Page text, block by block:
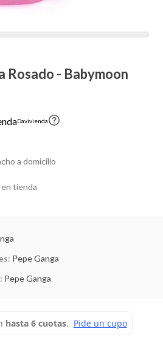
Rosado - Babymoon
Davivienda
a domicilio
tienda
Pepe Ganga
Pepe Ganga